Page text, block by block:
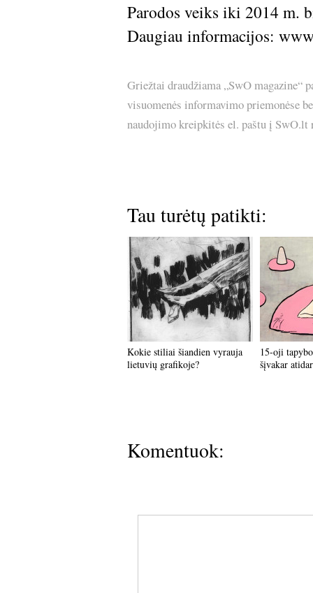
Parodos veiks iki 2014 m.
Daugiau informacijos:
Griežtai draudžiama „SwO magazine“
visuomenės informavimo priemonėse
naudojimo kreipkitės el. paštu į
Tau turėtų patikti:
Kokie stiliai šiandien vyrauja
lietuvių grafikoje?
15-oji
šįvakar
Komentuok: